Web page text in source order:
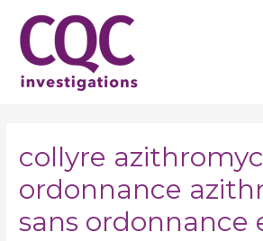
content
collyre
ordonnance
sans ordonnance